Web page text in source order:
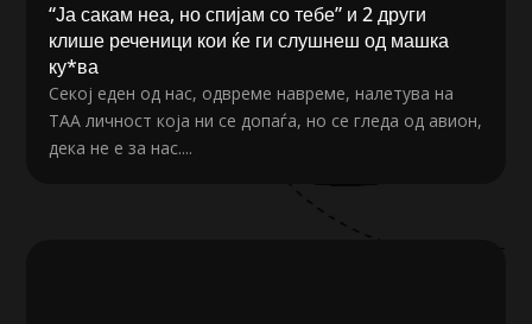
“Ја сакам неа, но спијам со тебе” и 2 други
клише реченици кои ќе ги слушнеш од машка
ку*ва
Секој еден од нас, одвреме навреме, налетува на
ТАА личност која ни се допаѓа, но се гледа од авион,
дека не е за нас....